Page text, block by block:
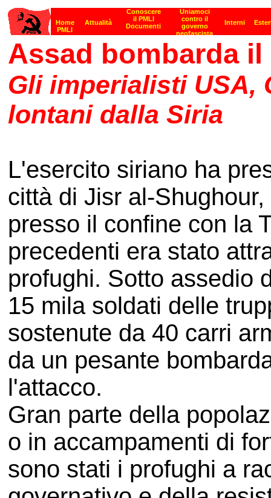
Assad bombarda
Gli imperialisti USA,
lontani dalla Siria
L'esercito siriano ha
città di Jisr al-
presso il confine con la
precedenti era stato
profughi. Sotto assedio
15 mila soldati delle
sostenute da 40 carri
da un pesante
l'attacco.
Gran parte della
o in accampamenti di
sono stati i profughi a